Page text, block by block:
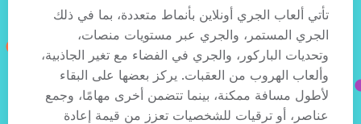
تأتي ألعاب الجري أونلاين بأنماط متعددة، بما في ذلك
الجري المستمر، والجري عبر مستويات منصات،
وتحديات الباركور، والجري في الفضاء مع تغير الجاذبية،
وألعاب الهروب من العقبات. يركز بعضها على البقاء
لأطول مسافة ممكنة، بينما تتضمن أخرى مهامًا، وجمع
عناصر، أو ترقيات للشخصيات تعزز من قيمة إعادة